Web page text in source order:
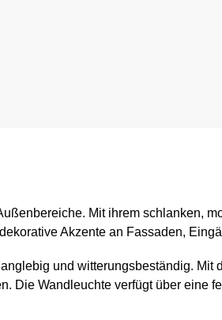
Mit ihrem schlanken,
Akzente an Fassaden,
und witterungsbeständig. Mit
Die Wandleuchte verfügt über eine